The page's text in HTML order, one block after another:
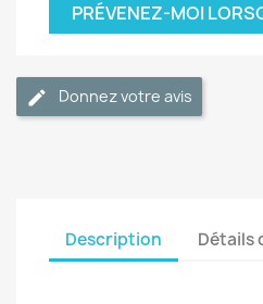
PRÉVENEZ-MOI
Donnez votre avis
Description Détails